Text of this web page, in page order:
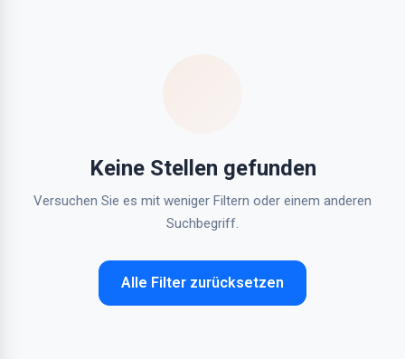
Keine Stellen gefunden
Versuchen Sie es mit weniger Filtern oder einem anderen
Suchbegriff.
Alle Filter zurücksetzen